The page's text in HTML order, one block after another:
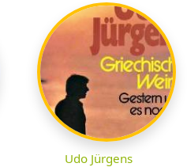
Udo Jürgens